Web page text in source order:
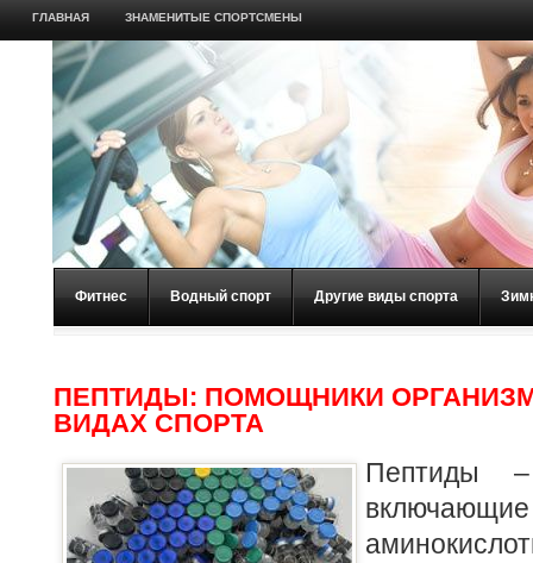
ГЛАВНАЯ ЗНАМЕНИТЫЕ СПОРТСМЕНЫ
Фитнес Водный спорт Другие виды спорта
ПЕПТИДЫ: ПОМОЩНИКИ
ВИДАХ СПОРТА
Пептиды